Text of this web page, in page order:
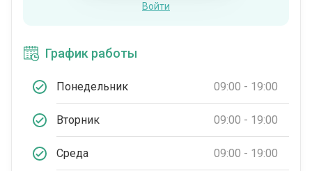
Войти
График работы
Понедельник 09:00 - 19:00
Вторник 09:00 - 19:00
Среда 09:00 - 19:00